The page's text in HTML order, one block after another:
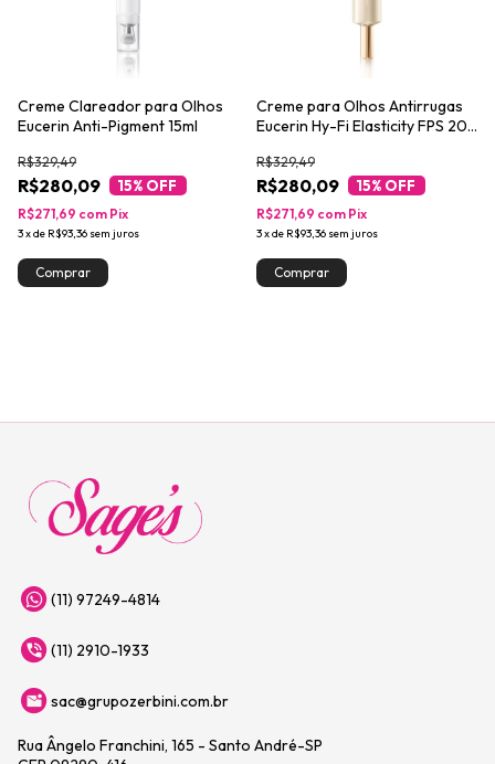
Creme Clareador para Olhos
Eucerin Anti-Pigment 15ml
R$280,09
R$329,49
15% OFF
3xde R$93,36 sem juros
R$271,69 com Pix
Creme para Olhos Antirrugas
Eucerin Hy-Fi Elasticity FPS 20
R$280,09
R$329,49
15% OFF
3xde R$93,36 sem juros
R$271,69 com Pix
(11) 97249-4814
(11) 2910-1933
sac@grupozerbini.com.br
Rua Ângelo Franchini, 165 - Santo André-SP